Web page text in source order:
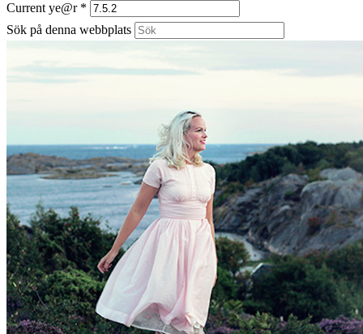
Current ye@r *
Sök på denna webbplats